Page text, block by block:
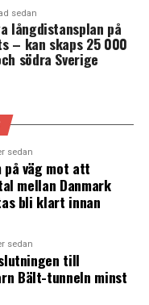
– kommuner får
sedan
långdistansplan på
– kan skaps 25 000
södra Sverige
sedan
på väg mot att
mellan Danmark
bli klart innan
sedan
till
Bält-tunneln minst